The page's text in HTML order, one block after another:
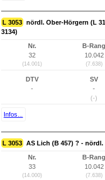
L 3053 nördl. Ober-Hörgern (L
3134)
Nr.
32
(14.001)
B-Rang
10.042
(7.638)
DTV
-
SV
-
(-)
Infos...
L 3053 AS Lich (B 457) ? - nördl.
Nr.
33
(14.000)
B-Rang
10.042
(7.638)